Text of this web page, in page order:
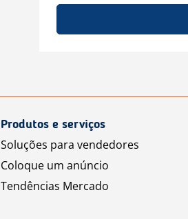
Produtos e serviços
Soluções para vendedores
Coloque um anúncio
Tendências Mercado